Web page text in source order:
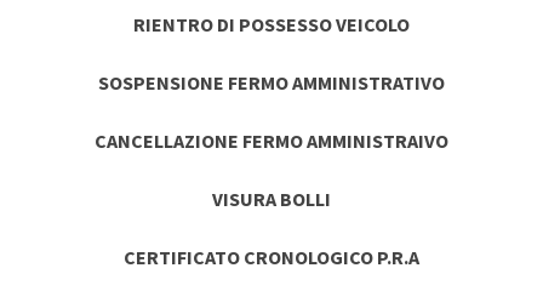
RIENTRO DI POSSESSO VEICOLO
SOSPENSIONE FERMO AMMINISTRATIVO
CANCELLAZIONE FERMO AMMINISTRAIVO
VISURA BOLLI
CERTIFICATO CRONOLOGICO P.R.A